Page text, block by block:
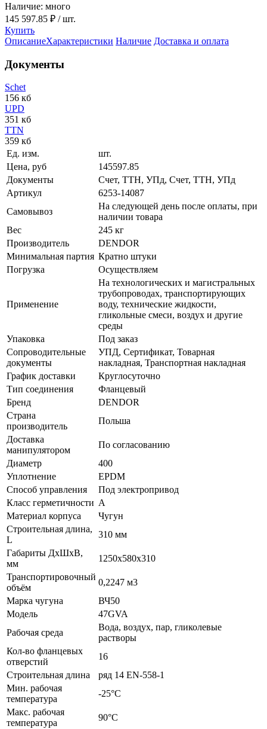
Наличие: много
145 597.85 ₽ / шт.
Купить
ОписаниеХарактеристики Наличие Доставка и оплата
Документы
Schet
156 кб
UPD
351 кб
TTN
359 кб
Ед. изм.
шт.
Цена, руб
145597.85
Документы
Счет, ТТН, УПд, Счет, ТТН, УПд
Артикул
6253-14087
Самовывоз
На следующей день после оплаты, при
наличии товара
Вес
245 кг
Производитель
DENDOR
Минимальная партия Кратно штуки
Погрузка
Осуществляем
Применение
На технологических и магистральных
трубопроводах, транспортирующих
воду, технические жидкости,
гликольные смеси, воздух и другие
среды
Упаковка
Под заказ
Сопроводительные
документы
УПД, Сертификат, Товарная
накладная, Транспортная накладная
График доставки
Круглосуточно
Тип соединения
Фланцевый
Бренд
DENDOR
Страна
производитель
Польша
Доставка
манипулятором
По согласованию
Диаметр
400
Уплотнение
EPDM
Способ управления
Под электропривод
Класс герметичности A
Материал корпуса
Чугун
Строительная длина,
L
310 мм
Габариты ДхШхВ,
мм
1250х580х310
Транспортировочный
объём
0,2247 м3
Марка чугуна
ВЧ50
Модель
47GVA
Рабочая среда
Вода, воздух, пар, гликолевые
растворы
Кол-во фланцевых
отверстий
16
Строительная длина
ряд 14 EN-558-1
Мин. рабочая
температура
-25°C
Макс. рабочая
температура
90°C